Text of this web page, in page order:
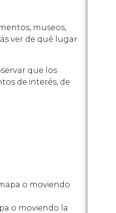
museos,
ver de qué lugar
que los
de interés, de
o moviendo
o moviendo la